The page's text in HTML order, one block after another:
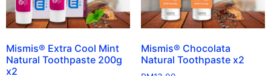
Mismis® Extra Cool Mint
Natural Toothpaste 200g
x2
Mismis® Chocolata
Natural Toothpaste x2